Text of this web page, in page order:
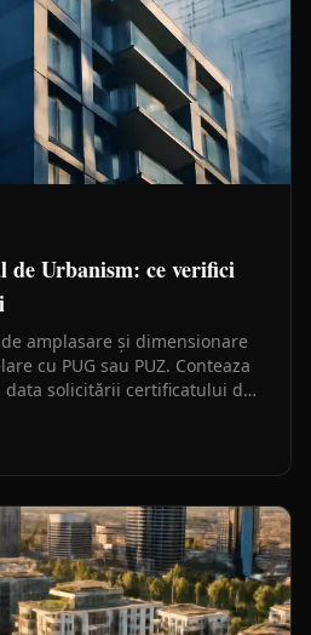
de Urbanism: ce verifici
amplasare și dimensionare
cu PUG sau PUZ. Conteaza
solicitării certificatului de